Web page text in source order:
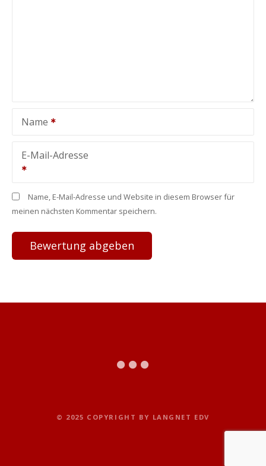
Name
E-Mail-Adresse
Name, E-Mail-Adresse und Website in diesem Browser für
meinen nächsten Kommentar speichern.
© 2025 COPYRIGHT BY LANGNET EDV